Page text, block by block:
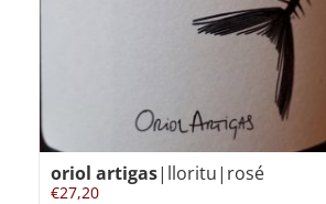
oriol artigas|lloritu|rosé
€27,20